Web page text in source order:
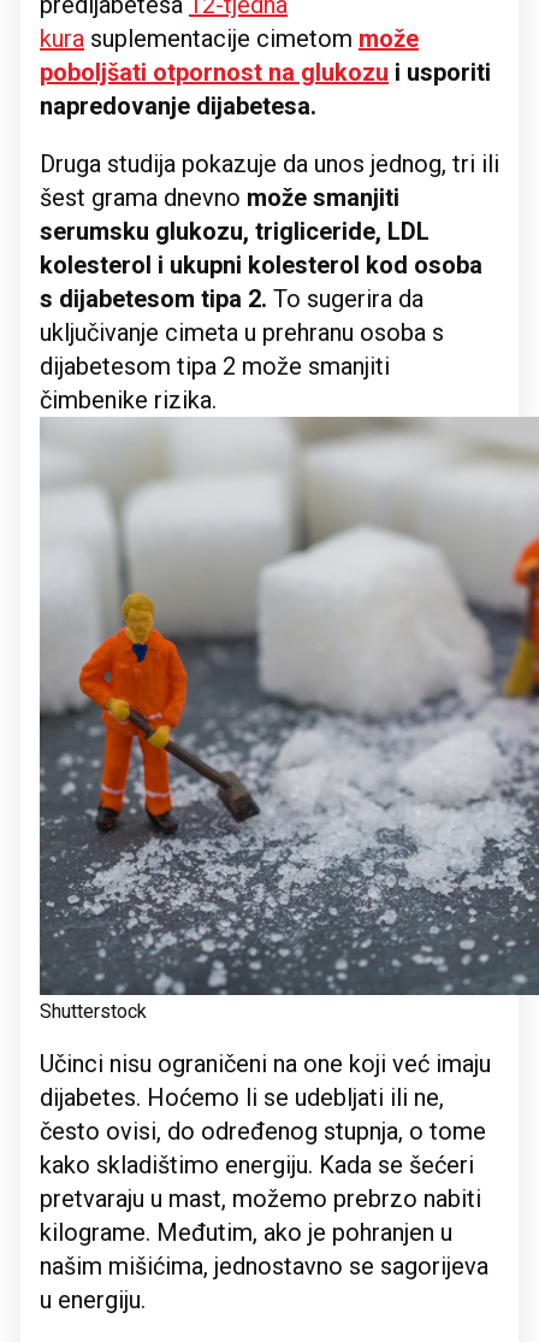
kura suplementacije cimetom može
poboljšati otpornost na glukozu i usporiti
napredovanje dijabetesa.
Druga studija pokazuje da unos jednog, tri ili
šest grama dnevno može smanjiti
serumsku glukozu, trigliceride, LDL
kolesterol i ukupni kolesterol kod osoba
s dijabetesom tipa 2. To sugerira da
uključivanje cimeta u prehranu osoba s
dijabetesom tipa 2 može smanjiti
čimbenike rizika.
Shutterstock
Učinci nisu ograničeni na one koji već imaju
dijabetes. Hoćemo li se udebljati ili ne,
često ovisi, do određenog stupnja, o tome
kako skladištimo energiju. Kada se šećeri
pretvaraju u mast, možemo prebrzo nabiti
kilograme. Međutim, ako je pohranjen u
našim mišićima, jednostavno se sagorijeva
u energiju.